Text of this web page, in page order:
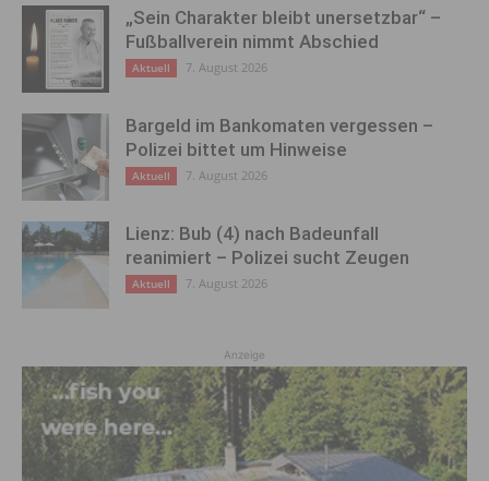
„Sein Charakter bleibt unersetzbar“ –
Fußballverein nimmt Abschied
Aktuell 7. August 2026
Bargeld im Bankomaten vergessen –
Polizei bittet um Hinweise
Aktuell 7. August 2026
Lienz: Bub (4) nach Badeunfall
reanimiert – Polizei sucht Zeugen
Aktuell 7. August 2026
Anzeige